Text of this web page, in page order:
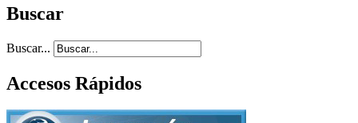
Buscar
Buscar...
Accesos Rápidos